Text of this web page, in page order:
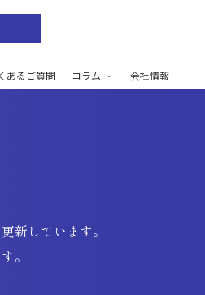
あるご質問 コラム 会社情報
新しています。
。